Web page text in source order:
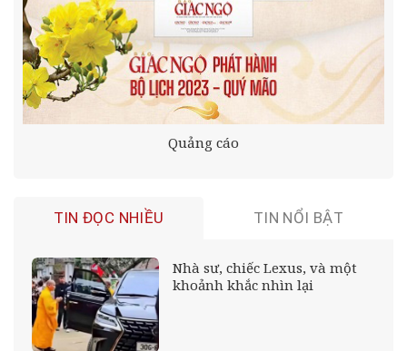
Quảng cáo
TIN ĐỌC NHIỀU TIN NỔI BẬT
Nhà sư, chiếc Lexus, và một
khoảnh khắc nhìn lại